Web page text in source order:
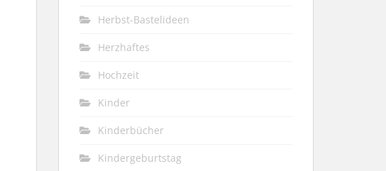
Herbst-Bastelideen
Herzhaftes
Hochzeit
Kinder
Kinderbücher
Kindergeburtstag